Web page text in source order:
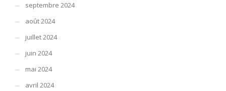
septembre 2024
août 2024
juillet 2024
juin 2024
mai 2024
avril 2024